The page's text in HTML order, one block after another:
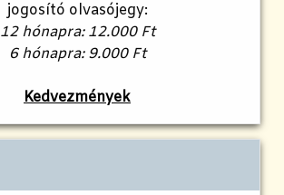
jogosító olvasójegy:
12 hónapra: 12.000 Ft
6 hónapra: 9.000 Ft
Kedvezmények